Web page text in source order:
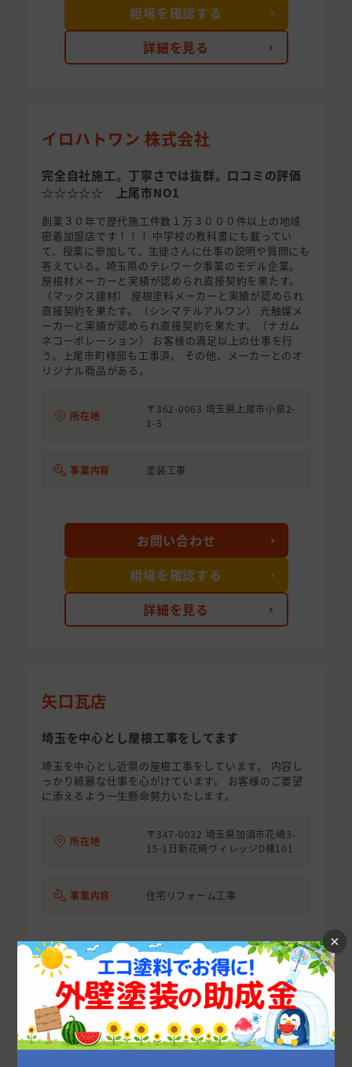
詳細を見る
相場を確認する
イロハトワン 株式会社
完全自社施工。丁寧さでは抜群。口コミの評価
☆☆☆☆☆ 上尾市NO1
創業３０年で歴代施工件数１万３０００件以上の地域
密着加盟店です！！！ 中学校の教科書にも載ってい
て、授業に参加して、生徒さんに仕事の説明や質問にも
答えている。埼玉県のテレワーク事業のモデル企業。
屋根材メーカーと実績が認められ直接契約を果たす。
（マックス建材） 屋根塗料メーカーと実績が認められ
直接契約を果たす。（シンマテルアルワン） 光触媒メ
ーカーと実績が認められ直接契約を果たす。（ナガム
ネコーポレーション） お客様の満足以上の仕事を行
う。上尾市町様邸も工事済。 その他、メーカーとのオ
リジナル商品がある。
所在地
〒362-0063 埼玉県上尾市小泉2-
1-3
事業内容 塗装工事
詳細を見る
お問い合わせ
相場を確認する
矢口瓦店
埼玉を中心とし屋根工事をしてます
埼玉を中心とし近県の屋根工事をしています。 内容し
っかり綺麗な仕事を心がけています。 お客様のご要望
に添えるよう一生懸命努力いたします。
所在地
〒347-0032 埼玉県加須市花崎3-
15-1日新花崎ヴィレッジD棟101
事業内容 住宅リフォーム工事
詳細を見る
お問い合わせ
相場を確認する
×